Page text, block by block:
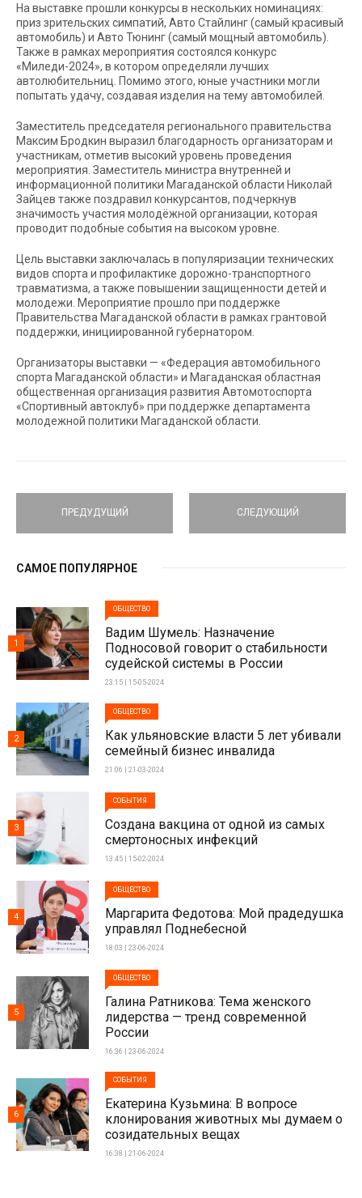
На выставке прошли конкурсы в нескольких номинациях:
приз зрительских симпатий, Авто Стайлинг (самый красивый
автомобиль) и Авто Тюнинг (самый мощный автомобиль).
Также в рамках мероприятия состоялся конкурс
«Миледи-2024», в котором определяли лучших
автолюбительниц. Помимо этого, юные участники могли
попытать удачу, создавая изделия на тему автомобилей.
Заместитель председателя регионального правительства
Максим Бродкин выразил благодарность организаторам и
участникам, отметив высокий уровень проведения
мероприятия. Заместитель министра внутренней и
информационной политики Магаданской области Николай
Зайцев также поздравил конкурсантов, подчеркнув
значимость участия молодёжной организации, которая
проводит подобные события на высоком уровне.
Цель выставки заключалась в популяризации технических
видов спорта и профилактике дорожно-транспортного
травматизма, а также повышении защищенности детей и
молодежи. Мероприятие прошло при поддержке
Правительства Магаданской области в рамках грантовой
поддержки, инициированной губернатором.
Организаторы выставки — «Федерация автомобильного
спорта Магаданской области» и Магаданская областная
общественная организация развития Автомотоспорта
«Спортивный автоклуб» при поддержке департамента
молодежной политики Магаданской области.
ПРЕДУДУЩИЙ СЛЕДУЮЩИЙ
САМОЕ ПОПУЛЯРНОЕ
ОБЩЕСТВО
Вадим Шумель: Назначение
Подносовой говорит о стабильности
судейской системы в России
23:15 | 15-05-2024
1
ОБЩЕСТВО
Как ульяновские власти 5 лет убивали
семейный бизнес инвалида
21:06 | 21-03-2024
2
СОБЫТИЯ
Создана вакцина от одной из самых
смертоносных инфекций
13:45 | 15-02-2024
3
ОБЩЕСТВО
Маргарита Федотова: Мой прадедушка
управлял Поднебесной
18:03 | 23-06-2024
4
ОБЩЕСТВО
Галина Ратникова: Тема женского
лидерства — тренд современной
России
16:36 | 23-06-2024
5
СОБЫТИЯ
Екатерина Кузьмина: В вопросе
клонирования животных мы думаем о
созидательных вещах
16:38 | 21-06-2024
6